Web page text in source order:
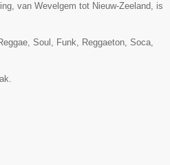
van Wevelgem tot Nieuw-Zeeland, is
Soul, Funk, Reggaeton, Soca,